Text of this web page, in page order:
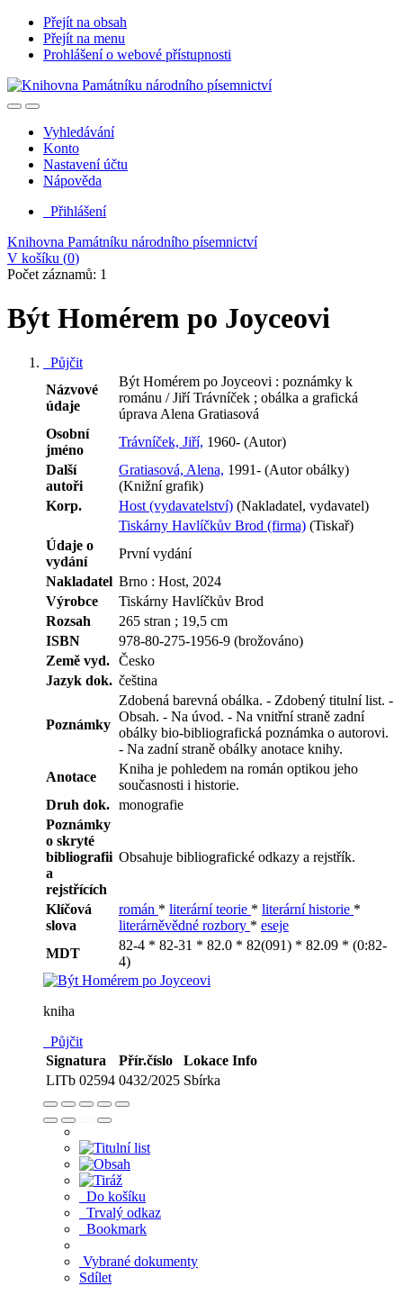
Přejít na obsah
Přejít na menu
Prohlášení o webové přístupnosti
Vyhledávání
Konto
Nastavení účtu
Nápověda
Přihlášení
Knihovna Památníku národního písemnictví
V košíku (0)
Počet záznamů: 1
Být Homérem po Joyceovi
Půjčit
Názvové
údaje
Být Homérem po Joyceovi : poznámky k
románu / Jiří Trávníček ; obálka a grafická
úprava Alena Gratiasová
Osobní
jméno
Trávníček, Jiří, 1960- (Autor)
Další
autoři
Gratiasová, Alena, 1991- (Autor obálky)
(Knižní grafik)
Korp.
Host (vydavatelství) (Nakladatel, vydavatel)
Tiskárny Havlíčkův Brod (firma) (Tiskař)
Údaje o
vydání
První vydání
Nakladatel Brno : Host, 2024
Výrobce
Tiskárny Havlíčkův Brod
Rozsah
265 stran ; 19,5 cm
ISBN
978-80-275-1956-9 (brožováno)
Země vyd. Česko
Jazyk dok. čeština
Poznámky
Zdobená barevná obálka. - Zdobený titulní list. -
Obsah. - Na úvod. - Na vnitřní straně zadní
obálky bio-bibliografická poznámka o autorovi.
- Na zadní straně obálky anotace knihy.
Anotace
Kniha je pohledem na román optikou jeho
současnosti i historie.
Druh dok. monografie
Poznámky
o skryté
bibliografii
a
rejstřících
Obsahuje bibliografické odkazy a rejstřík.
Klíčová
slova
román * literární teorie * literární historie *
literárněvědné rozbory * eseje
MDT
82-4 * 82-31 * 82.0 * 82(091) * 82.09 * (0:82-
4)
kniha
Půjčit
Signatura
Přír.číslo Lokace Info
LITb 02594 0432/2025 Sbírka
Do košíku
Trvalý odkaz
Bookmark
Vybrané dokumenty
Sdílet